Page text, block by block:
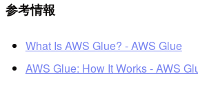
参考情報
What Is AWS Glue? - AWS Glue
AWS Glue: How It Works - AWS